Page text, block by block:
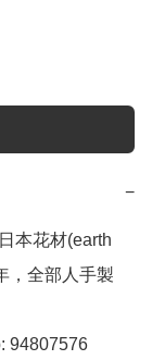
−
本花材(earth
，全部人手製
94807576